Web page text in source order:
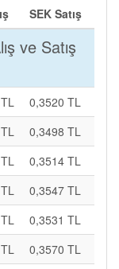
SEK Satış
ve Satış
0,3520 TL
0,3498 TL
0,3514 TL
0,3547 TL
0,3531 TL
0,3570 TL